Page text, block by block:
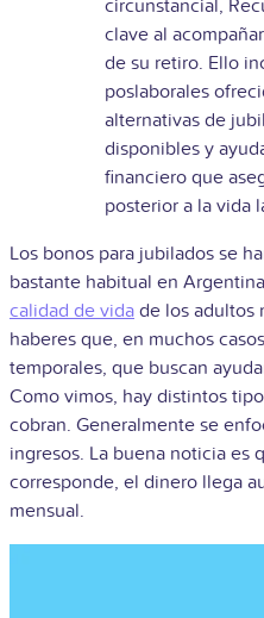
circunstancial,
clave al
de su retiro. Ello
poslaborales
alternativas de
disponibles y
financiero que
posterior a la vida
Los bonos para jubilados se
bastante habitual en
calidad de vida de los adultos
haberes que, en muchos
temporales, que buscan
Como vimos, hay distintos
cobran. Generalmente se
ingresos. La buena noticia es
corresponde, el dinero llega
mensual.